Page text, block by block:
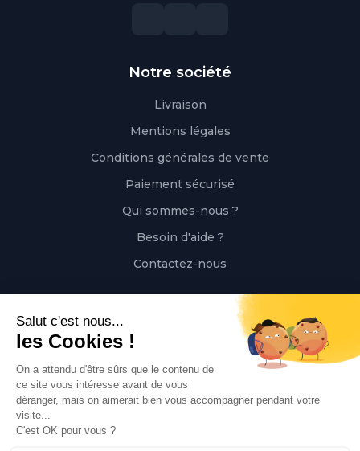
Notre société
Livraison
Mentions légales
Conditions générales de vente
Paiement sécurisé
Qui sommes-nous ?
Besoin d'aide ?
Contactez-nous
Polaert Pièces Auto, 25 Rue des Perrets, 76680
Appeler